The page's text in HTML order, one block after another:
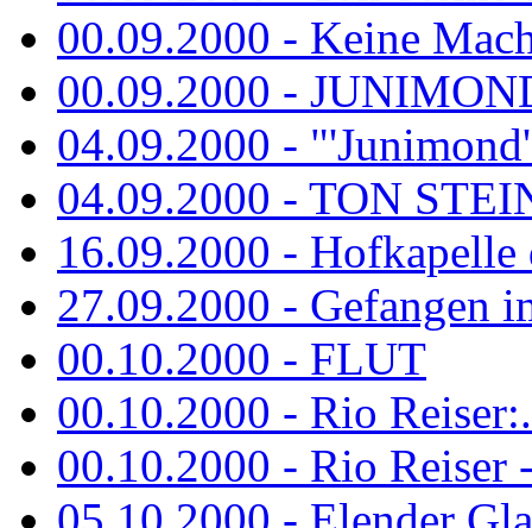
00.09.2000 - Keine
00.09.2000 -
04.09.2000 -
04.09.2000 - TON
16.09.2000 - Hofkapelle
27.09.2000 - Gefangen
00.10.2000 - FLUT
00.10.2000 - Rio
00.10.2000 - Rio Reiser